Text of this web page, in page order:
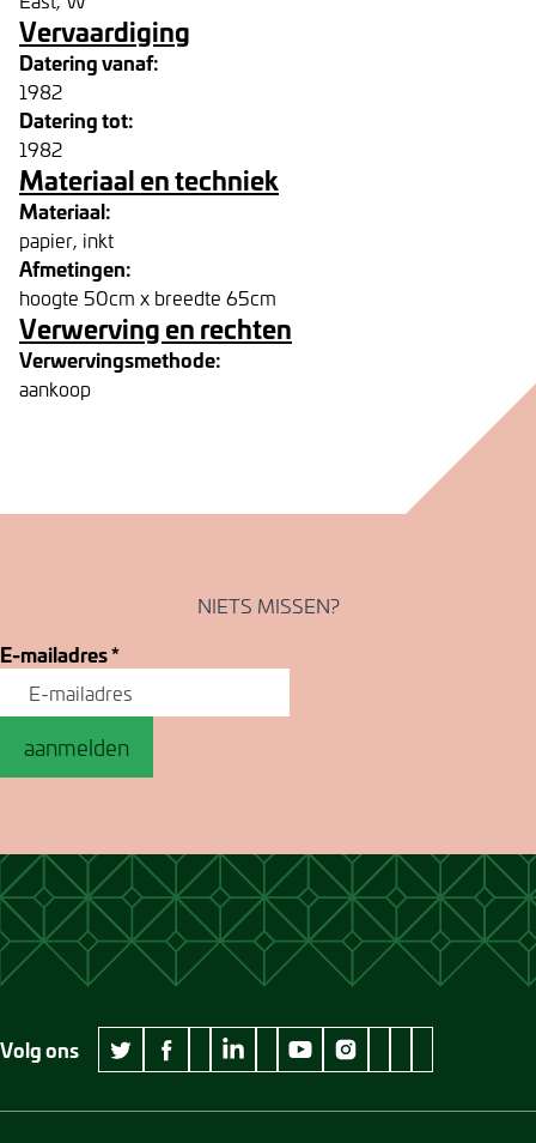
Vervaardiging
Datering vanaf:
1982
Datering tot:
1982
Materiaal en techniek
Materiaal:
papier, inkt
Afmetingen:
hoogte 50cm x breedte 65cm
Verwerving en rechten
Verwervingsmethode:
aankoop
NIETS MISSEN?
E-mailadres*
aanmelden
Volg ons
twitter Museum Jan Cunen
facebook Museum Jan Cunen
wikipedia Museum Jan Cunen
linkedin Museum Jan Cunen
googleplus Museum Jan Cunen
youtube Museum Jan Cunen
instagram Museum